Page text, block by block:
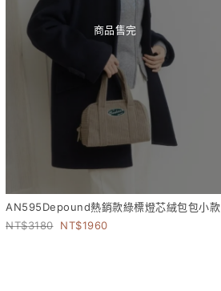
商品售完
AN595Depound熱銷款綠標燈芯絨包包小款
3180
1960